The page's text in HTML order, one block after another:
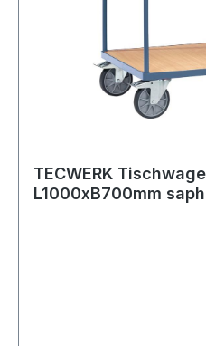
TECWERK Tischwagen 2 Ladeflächen
L1000xB700mm